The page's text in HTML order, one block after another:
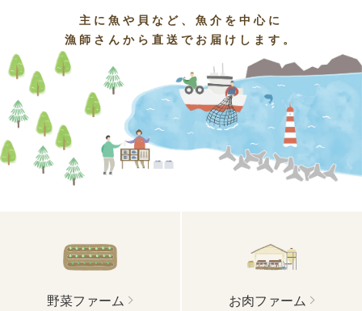
主に魚や貝など、魚介を中心に
漁師さんから直送でお届けします。
野菜ファーム お肉ファーム